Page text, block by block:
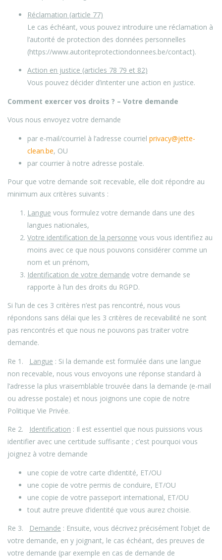
Réclamation (article 77)
Le cas échéant, vous pouvez introduire une réclamation à
l’autorité de protection des données personnelles
(https://www.autoriteprotectiondonnees.be/contact).
Action en justice (articles 78 79 et 82)
Vous pouvez décider d’intenter une action en justice.
Comment exercer vos droits ? – Votre demande
Vous nous envoyez votre demande
par e-mail/courriel à l’adresse courriel privacy@jette-
clean.be, OU
par courrier à notre adresse postale.
Pour que votre demande soit recevable, elle doit répondre au
minimum aux critères suivants :
Langue vous formulez votre demande dans une des
langues nationales,
Votre identification de la personne vous vous identifiez au
moins avec ce que nous pouvons considérer comme un
nom et un prénom,
Identification de votre demande votre demande se
rapporte à l’un des droits du RGPD.
Si l’un de ces 3 critères n’est pas rencontré, nous vous
répondons sans délai que les 3 critères de recevabilité ne sont
pas rencontrés et que nous ne pouvons pas traiter votre
demande.
Re 1.
Langue : Si la demande est formulée dans une langue
non recevable, nous vous envoyons une réponse standard à
l’adresse la plus vraisemblable trouvée dans la demande (e-mail
ou adresse postale) et nous joignons une copie de notre
Politique Vie Privée.
Re 2.
Identification : Il est essentiel que nous puissions vous
identifier avec une certitude suffisante ; c’est pourquoi vous
joignez à votre demande
une copie de votre carte d’identité, ET/OU
une copie de votre permis de conduire, ET/OU
une copie de votre passeport international, ET/OU
tout autre preuve d’identité que vous aurez choisie.
Re 3.
Demande : Ensuite, vous décrivez précisément l’objet de
votre demande, en y joignant, le cas échéant, des preuves de
votre demande (par exemple en cas de demande de